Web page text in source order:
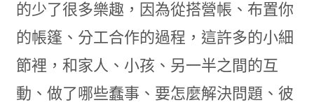
的少了很多樂趣，因為從搭營帳、布置你
的帳篷、分工合作的過程，這許多的小細
節裡，和家人、小孩、另一半之間的互
動、做了哪些蠢事、要怎麼解決問題、彼